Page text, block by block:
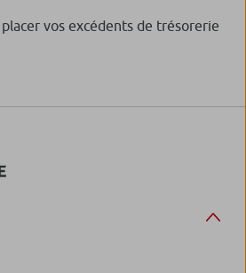
vos excédents de trésorerie